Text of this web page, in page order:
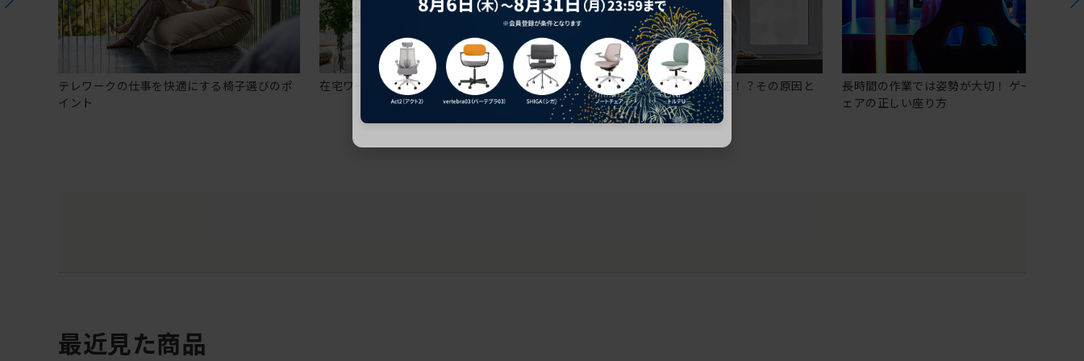
テレワークの仕事を快適にする椅子選びのポ
イント
在宅ワークにおすすめのオフィスチェア5選
椅子に座っているのに疲れる！？その原因と
疲れにくいチェアの選び方
長時間の作業では姿勢が大切！ ゲーミングチ
ェアの正しい座り方
最近見た商品